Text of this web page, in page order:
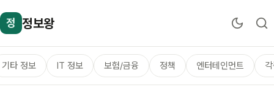
정 정보왕
기타 정보 IT 정보 보험/금융 정책 엔터테인먼트